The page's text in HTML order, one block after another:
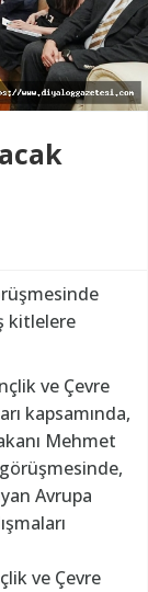
kitlelere
ve Çevre
kapsamında,
Mehmet
Avrupa
ve Çevre